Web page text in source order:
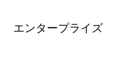
エンタープライズ